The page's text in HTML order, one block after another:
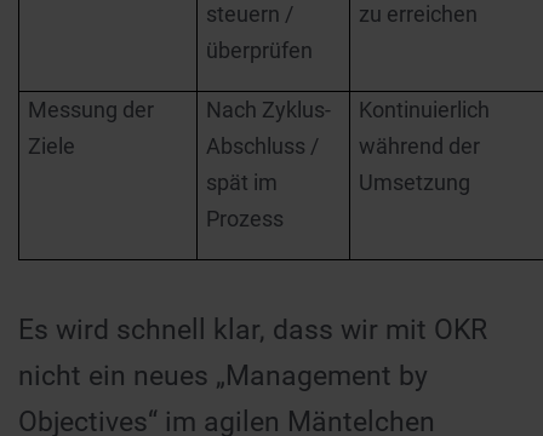
steuern /
überprüfen
zu erreichen
Messung der
Ziele
Nach Zyklus-
Abschluss /
spät im
Prozess
Kontinuierlich
während der
Umsetzung
Es wird schnell klar, dass wir mit OKR
nicht ein neues „Management by
Objectives“ im agilen Mäntelchen